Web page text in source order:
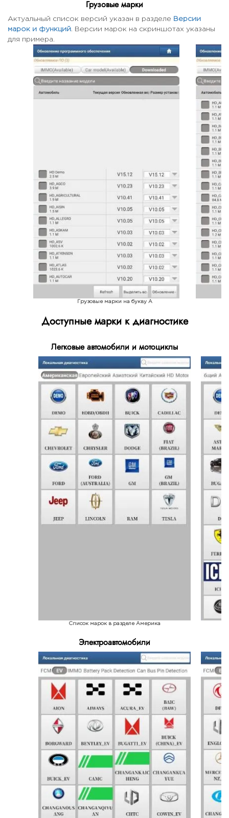
Грузовые марки
Актуальный список версий указан в разделе Версии
марок и функций . Версии марок на скриншотах указаны
для примера.
Грузовые марки на букву A
Доступные марки к диагностике
Легковые автомобили и мотоциклы
Список марок в разделе Америка
Электроавтомобили